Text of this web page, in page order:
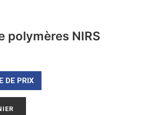
polymères NIRS
DE PRIX